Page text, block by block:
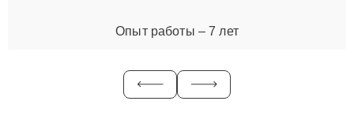
Опыт работы – 7 лет